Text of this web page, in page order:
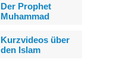
Der Prophet
Muhammad
Kurzvideos über
den Islam